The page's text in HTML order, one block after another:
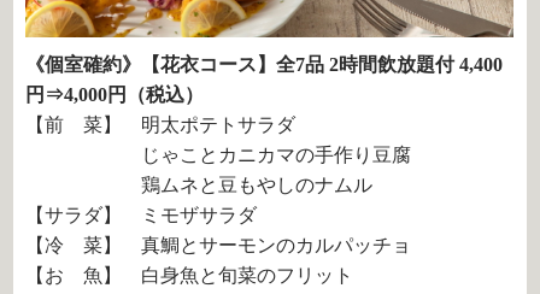
《個室確約》【花衣コース】全7品 2時間飲放題付 4,400
円⇒4,000円（税込）
【前 菜】 明太ポテトサラダ
じゃことカニカマの手作り豆腐
鶏ムネと豆もやしのナムル
【サラダ】 ミモザサラダ
【冷 菜】 真鯛とサーモンのカルパッチョ
【お 魚】 白身魚と旬菜のフリット